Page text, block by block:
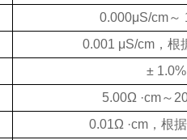
0.000μS/cm～
0.001 μS/cm，根
± 1.0%
5.00Ω ·cm～
0.01Ω ·cm，根